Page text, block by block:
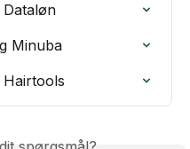
Minuba
Hairtools